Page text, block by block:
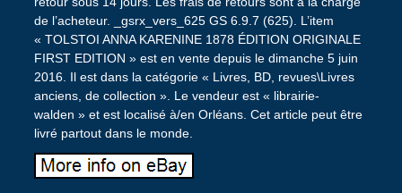
de l’acheteur. _gsrx_vers_625 GS 6.9.7 (625). L’item
« TOLSTOI ANNA KARENINE 1878 ÉDITION ORIGINALE
FIRST EDITION » est en vente depuis le dimanche 5 juin
2016. Il est dans la catégorie « Livres, BD, revues\Livres
anciens, de collection ». Le vendeur est « librairie-
walden » et est localisé à/en Orléans. Cet article peut être
livré partout dans le monde.